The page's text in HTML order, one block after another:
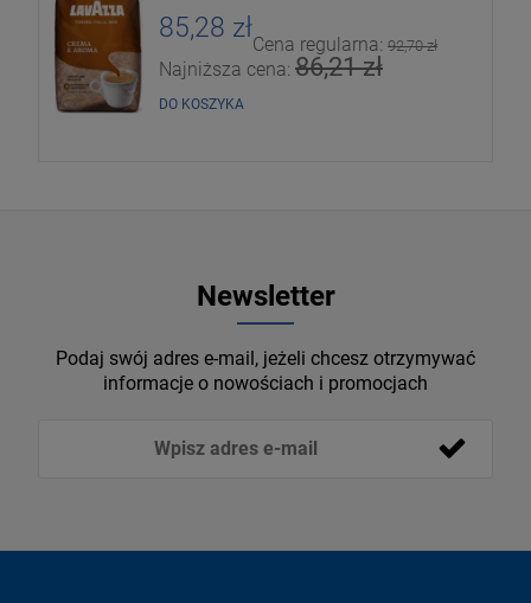
85,28 zł
Cena regularna: 92,70 zł
Najniższa cena: 86,21 zł
DO KOSZYKA
Newsletter
Podaj swój adres e-mail, jeżeli chcesz otrzymywać
informacje o nowościach i promocjach